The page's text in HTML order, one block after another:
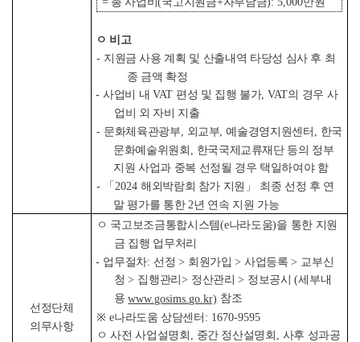
ㅇ 비고
- 지원금 사용 계획 및 산출내역 타당성 심사 후 최
종 금액 확정
-사업비 내 VAT 편성 및 집행 불가, VAT의 경우 사
업비 외 자비 지출
- 문화체육관광부 외교부 ,예술경영지원센터
한국
문화예술위원회
한국국제교류재단 등의 정부
지원 사업과 중복 선정될 경우 택일하여야 함
-
「 2024 해외박람회 참가 지원 」 최종 선정 후 연
말 평가를 통한 2년 연속 지원 가능
선정단체
의무사항
ㅇ 국고보조금통합시스템(e나라도움)을 통한 지원
금 집행 업무처리
- 업무절차: 선정 > 회원가입>사업등록> 교부신
청> 집행관리 > 정산관리> 정보공시(세부내
용www.gosims.go.kr) 참조
※ e나라도움 상담센터 : 1670-9595
ㅇ 사전 사업설명회
중간 정산설명회
사후 성과공